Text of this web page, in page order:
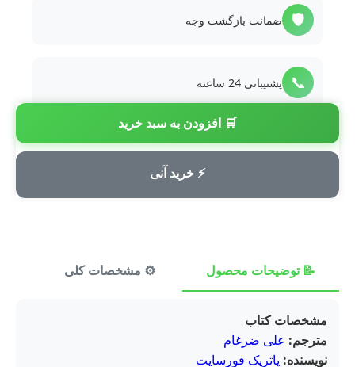
🛒 افزودن به سبد خرید
⚡ خرید آنی
🛡️ ضمانت بازگشت وجه
📞 پشتیبانی 24 ساعته
💳 پرداخت امن
📝 توضیحات محصول ⚙️ مشخصات کلی
مشخصات کتاب
مترجم: علی ضرغام
نویسنده: پاتریک فورسایت